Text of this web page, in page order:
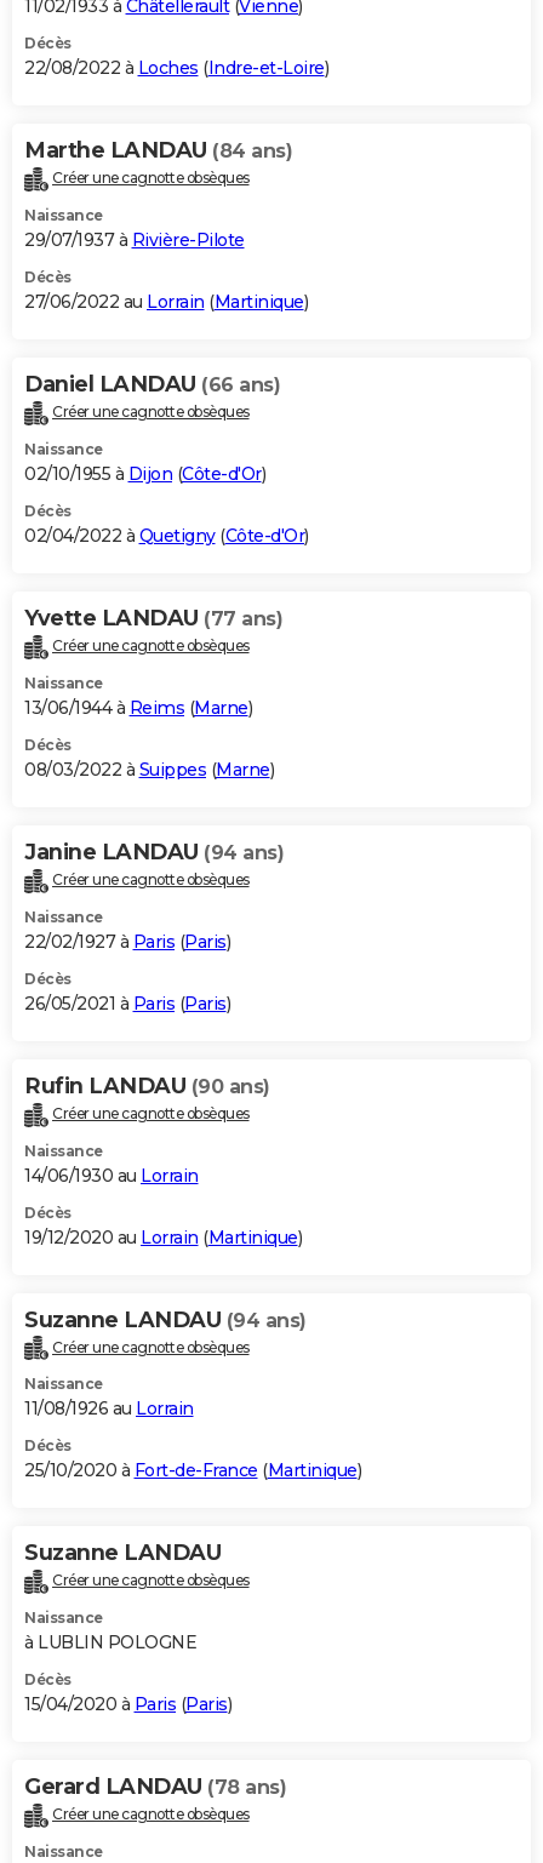
11/02/1933 à Châtellerault(Vienne)
Décès
22/08/2022 à Loches (Indre-et-Loire)
Marthe LANDAU (84 ans)
Créer une cagnotte obsèques
Naissance
29/07/1937 à Rivière-Pilote
Décès
27/06/2022 au Lorrain (Martinique)
Daniel LANDAU (66 ans)
Créer une cagnotte obsèques
Naissance
02/10/1955 à Dijon (Côte-d'Or)
Décès
02/04/2022 à Quetigny(Côte-d'Or)
Yvette LANDAU (77 ans)
Créer une cagnotte obsèques
Naissance
13/06/1944 à Reims (Marne)
Décès
08/03/2022 à Suippes (Marne)
Janine LANDAU (94 ans)
Créer une cagnotte obsèques
Naissance
22/02/1927 à Paris (Paris)
Décès
26/05/2021 à Paris (Paris)
Rufin LANDAU (90 ans)
Créer une cagnotte obsèques
Naissance
14/06/1930 au Lorrain
Décès
19/12/2020 au Lorrain (Martinique)
Suzanne LANDAU (94 ans)
Créer une cagnotte obsèques
Naissance
11/08/1926 au Lorrain
Décès
25/10/2020 à Fort-de-France (Martinique)
Suzanne LANDAU
Créer une cagnotte obsèques
Naissance
à LUBLIN POLOGNE
Décès
15/04/2020 à Paris (Paris)
Gerard LANDAU (78 ans)
Créer une cagnotte obsèques
Naissance